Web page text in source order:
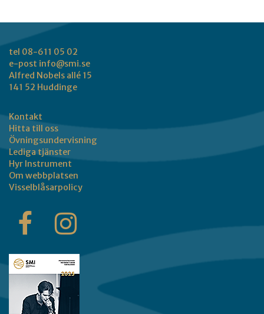
tel 08-611 05 02
e-post info@smi.se
Alfred Nobels allé 15
141 52 Huddinge
Kontakt
Hitta till oss
Övningsundervisning
Lediga tjänster
Hyr Instrument
Om webbplatsen
Visselblåsarpolicy